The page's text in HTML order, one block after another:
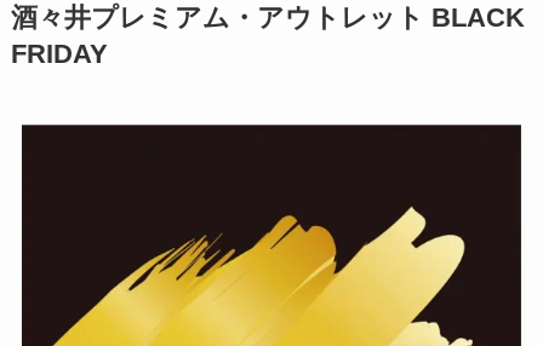
酒々井プレミアム・アウトレット BLACK
FRIDAY